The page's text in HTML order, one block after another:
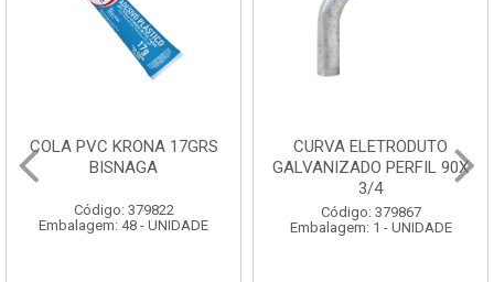
COLA PVC KRONA 17GRS
BISNAGA
Código: 379822
Embalagem: 48 - UNIDADE
CURVA ELETRODUTO
GALVANIZADO PERFIL 90X
3/4
Código: 379867
Embalagem: 1 - UNIDADE